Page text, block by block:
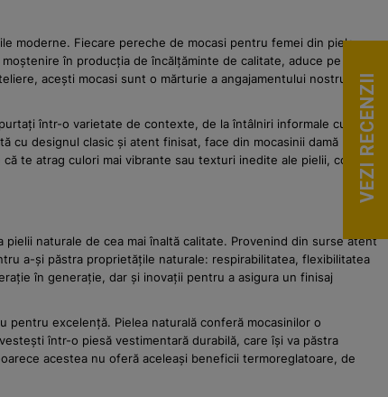
moderne. Fiecare pereche de mocasi pentru femei din piele
în producția de încălțăminte de calitate, aduce pe piața
acești mocasi sunt o mărturie a angajamentului nostru față
într-o varietate de contexte, de la întâlniri informale cu
cu designul clasic și atent finisat, face din mocasinii damă
te atrag culori mai vibrante sau texturi inedite ale pielii, colecția
naturale de cea mai înaltă calitate. Provenind din surse atent
a-și păstra proprietățile naturale: respirabilitatea, flexibilitatea
în generație, dar și inovații pentru a asigura un finisaj
pentru excelență. Pielea naturală conferă mocasinilor o
într-o piesă vestimentară durabilă, care își va păstra
acestea nu oferă aceleași beneficii termoreglatoare, de
VEZI RECENZII